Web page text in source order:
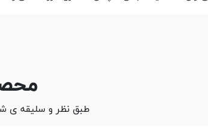
طبق نظر و سلیقه ی